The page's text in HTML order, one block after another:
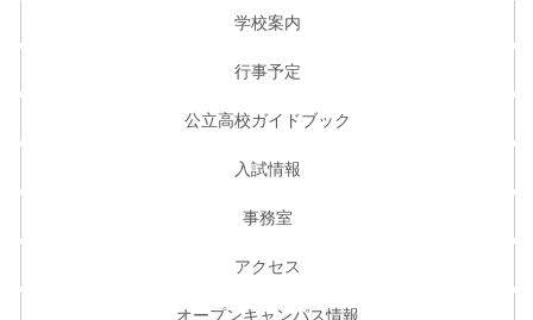
学校案内
行事予定
公立高校ガイドブック
入試情報
事務室
アクセス
オープンキャンパス情報